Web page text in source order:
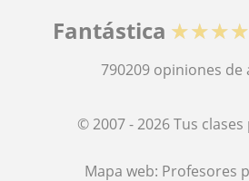
Fantástica
790209 opiniones de
© 2007 - 2026 Tus
Mapa web: Profesores